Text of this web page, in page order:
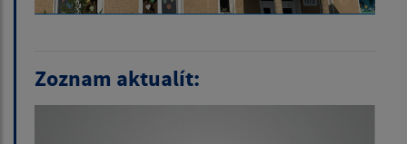
Zoznam aktualít: